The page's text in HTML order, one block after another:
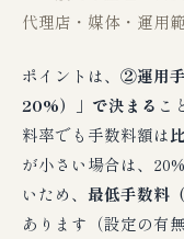
代理店・媒体・運用
ポイントは、 ②運用手
20%）」で決まる こ
料率でも手数料額は
が小さい場合は、
いため、 最低手数料
あります（設定の有